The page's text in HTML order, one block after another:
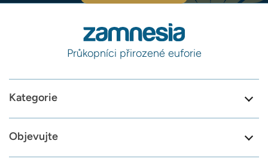
Průkopníci přirozené euforie
Kategorie
Objevujte